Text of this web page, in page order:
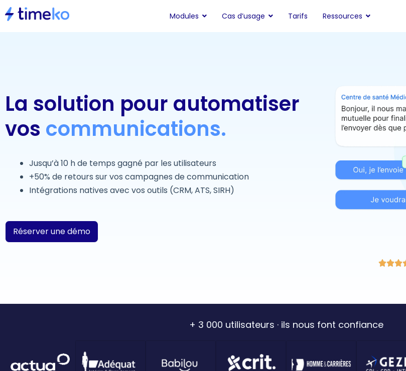
Modules Cas d’usage Tarifs Ressources
La solution pour automatiser
vos communications.
Jusqu’à 10 h de temps gagné par les utilisateurs
+50% de retours sur vos campagnes de communication
Intégrations natives avec vos outils (CRM, ATS, SIRH)
Réserver une démo
+ 3 000 utilisateurs · ils nous font confiance